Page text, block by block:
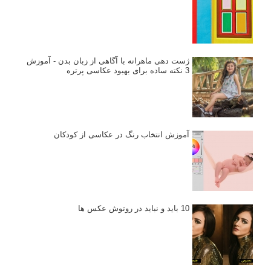
ژست دهی ماهرانه با آگاهی از زبان بدن - آموزش
3 نکته ساده برای بهبود عکاسی پرتره
آموزش انتخاب رنگ در عکاسی از کودکان
10 باید و نباید در روتوش عکس ها